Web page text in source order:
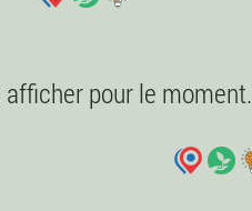
pour le moment.